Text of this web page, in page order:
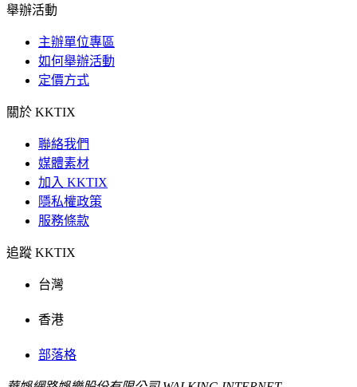
舉辦活動
主辦單位專區
如何舉辦活動
定價方式
關於 KKTIX
聯絡我們
媒體素材
加入 KKTIX
隱私權政策
服務條款
追蹤 KKTIX
台灣
香港
部落格